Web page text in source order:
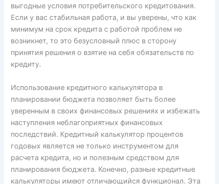
выгодные условия потребительского кредитования.
Если у вас стабильная работа, и вы уверены, что как
минимум на срок кредита с работой проблем не
возникнет, то это безусловный плюс в сторону
принятия решения о взятие на себя обязательств по
кредиту.
Использование кредитного калькулятора в
планировании бюджета позволяет быть более
уверенным в своих финансовых решениях и избежать
наступления неблагоприятных финансовых
последствий. Кредитный калькулятор процентов
годовых является не только инструментом для
расчета кредита, но и полезным средством для
планирования бюджета. Конечно, разные кредитные
калькуляторы имеют отличающийся функционал. Эта